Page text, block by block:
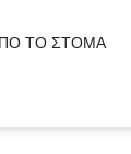
ΤΟ ΣΤΌΜΑ